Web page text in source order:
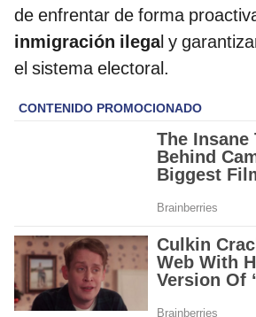
de enfrentar de forma
inmigración ilegal y
el sistema electoral.